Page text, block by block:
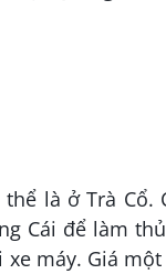
là ở Trà Cổ.
Cái để làm
xe máy. Giá